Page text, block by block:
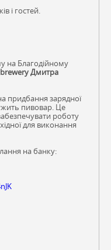
і гостей.
на Благодійному
Дмитра
придбання зарядної
пивовар. Це
роботу
для виконання
на банку: